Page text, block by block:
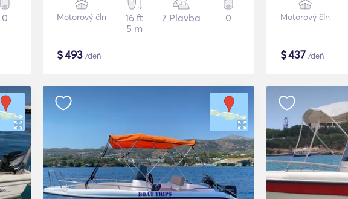
0 Motorový čln
16 ft
5 m
7 Plavba 0
$493 /deň
Motorový čln
$437 /deň